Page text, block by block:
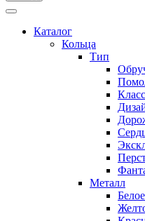
Каталог
Кольца
Тип
Металл